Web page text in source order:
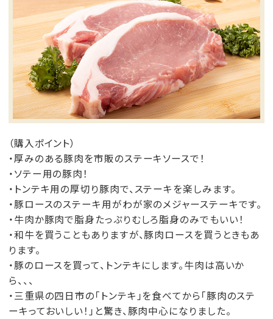
（購入ポイント）
・厚みのある豚肉を市販のステーキソースで！
・ソテー用の豚肉！
・トンテキ用の厚切り豚肉で、ステーキを楽しみます。
・豚ロースのステーキ用がわが家のメジャーステーキです。
・牛肉か豚肉で脂身たっぷりむしろ脂身のみでもいい！
・和牛を買うこともありますが、豚肉ロースを買うときもあ
ります。
・豚のロースを買って、トンテキにします。牛肉は高いか
ら、、、
・三重県の四日市の「トンテキ」を食べてから「豚肉のステ
ーキっておいしい！」と驚き、豚肉中心になりました。